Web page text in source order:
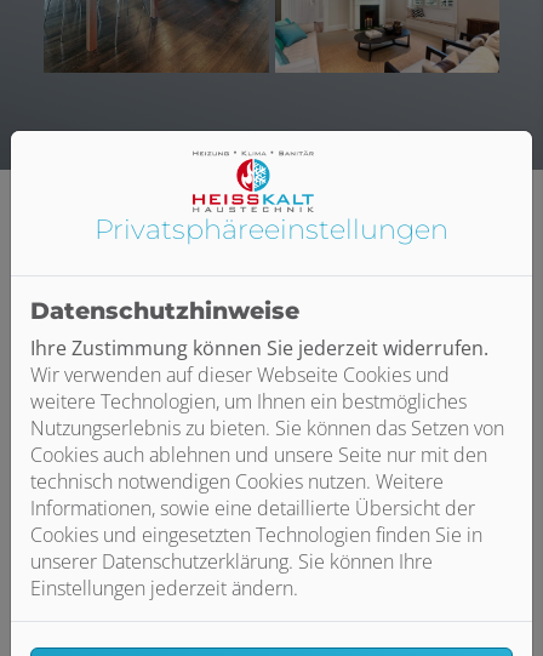
Individuelle Beratung
Die meisten modernen Klimageräte kommen mit
vorinstallierten Pollen- und Staubfiltern zur Luftreinigung
und einem Aktivkohlefilter zur Neutralisierung
unangenehmer Gerüche – vor allem für Allergiker ist das
ein großes Plus. Zudem sind die Geräte ideal als
Entfeuchter und können in Frühjahr und Herbst Ihre
Heizung ersetzen. Wir beraten Sie umfassend zum
Funktionsumfang verschiedener Geräte und Hersteller
und erstellen eine transparente Kostenaufstellung.
Privatsphäre­einstellungen
Datenschutzhinweise
Ihre Zustimmung können Sie jederzeit widerrufen.
Wir verwenden auf dieser Webseite Cookies und
weitere Technologien, um Ihnen ein bestmögliches
Nutzungserlebnis zu bieten. Sie können das Setzen von
Cookies auch ablehnen und unsere Seite nur mit den
technisch notwendigen Cookies nutzen. Weitere
Informationen, sowie eine detaillierte Übersicht der
Cookies und eingesetzten Technologien finden Sie in
unserer Datenschutzerklärung. Sie können Ihre
Einstellungen jederzeit ändern.